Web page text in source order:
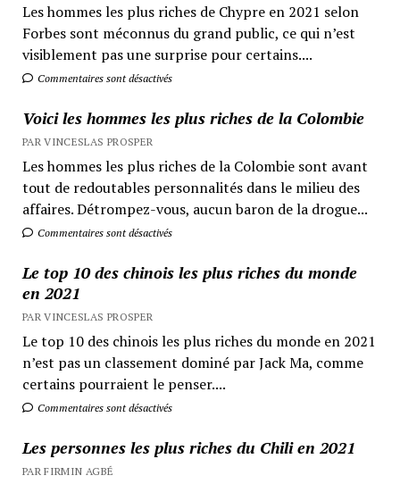
Les hommes les plus riches de Chypre en 2021 selon
Forbes sont méconnus du grand public, ce qui n’est
visiblement pas une surprise pour certains....
Commentaires sont désactivés
Voici les hommes les plus riches de la Colombie
PAR VINCESLAS PROSPER
Les hommes les plus riches de la Colombie sont avant
tout de redoutables personnalités dans le milieu des
affaires. Détrompez-vous, aucun baron de la drogue...
Commentaires sont désactivés
Le top 10 des chinois les plus riches du monde
en 2021
PAR VINCESLAS PROSPER
Le top 10 des chinois les plus riches du monde en 2021
n’est pas un classement dominé par Jack Ma, comme
certains pourraient le penser....
Commentaires sont désactivés
Les personnes les plus riches du Chili en 2021
PAR FIRMIN AGBÉ